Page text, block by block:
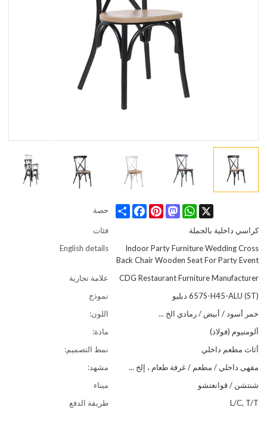
حصة Share
FacebookPinterest
Mastodon
WhatsApp X
فئات
كراسي داخلية بالجملة
English details
Indoor Party Furniture Wedding Cross
Back Chair Wooden Seat For Party Event
علامة تجارية
CDG Restaurant Furniture Manufacturer
نموذج
657S-H45-ALU (ST) دبليو
اللون:
خمر أسود / أبيض / رمادي الخ ...
مادة:
ألومنيوم (فولاذ)
نمط التصميم:
أثاث مطعم داخلي
مشهد:
مقهى داخلي / مطعم / غرفة طعام ، إلخ ...
ميناء
شنتشن / قوانغتشو
طريقة الدفع
L/C, T/T